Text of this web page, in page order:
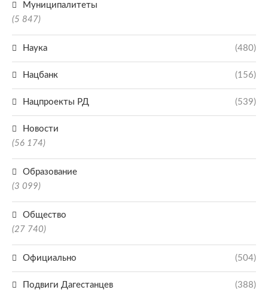
Муниципалитеты
(5 847)
Наука (480)
Нацбанк (156)
Нацпроекты РД (539)
Новости
(56 174)
Образование
(3 099)
Общество
(27 740)
Официально (504)
Подвиги Дагестанцев (388)